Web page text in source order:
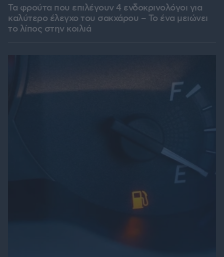
Τα φρούτα που επιλέγουν 4 ενδοκρινολόγοι για
καλύτερο έλεγχο του σακχάρου – Το ένα μειώνει
το λίπος στην κοιλιά